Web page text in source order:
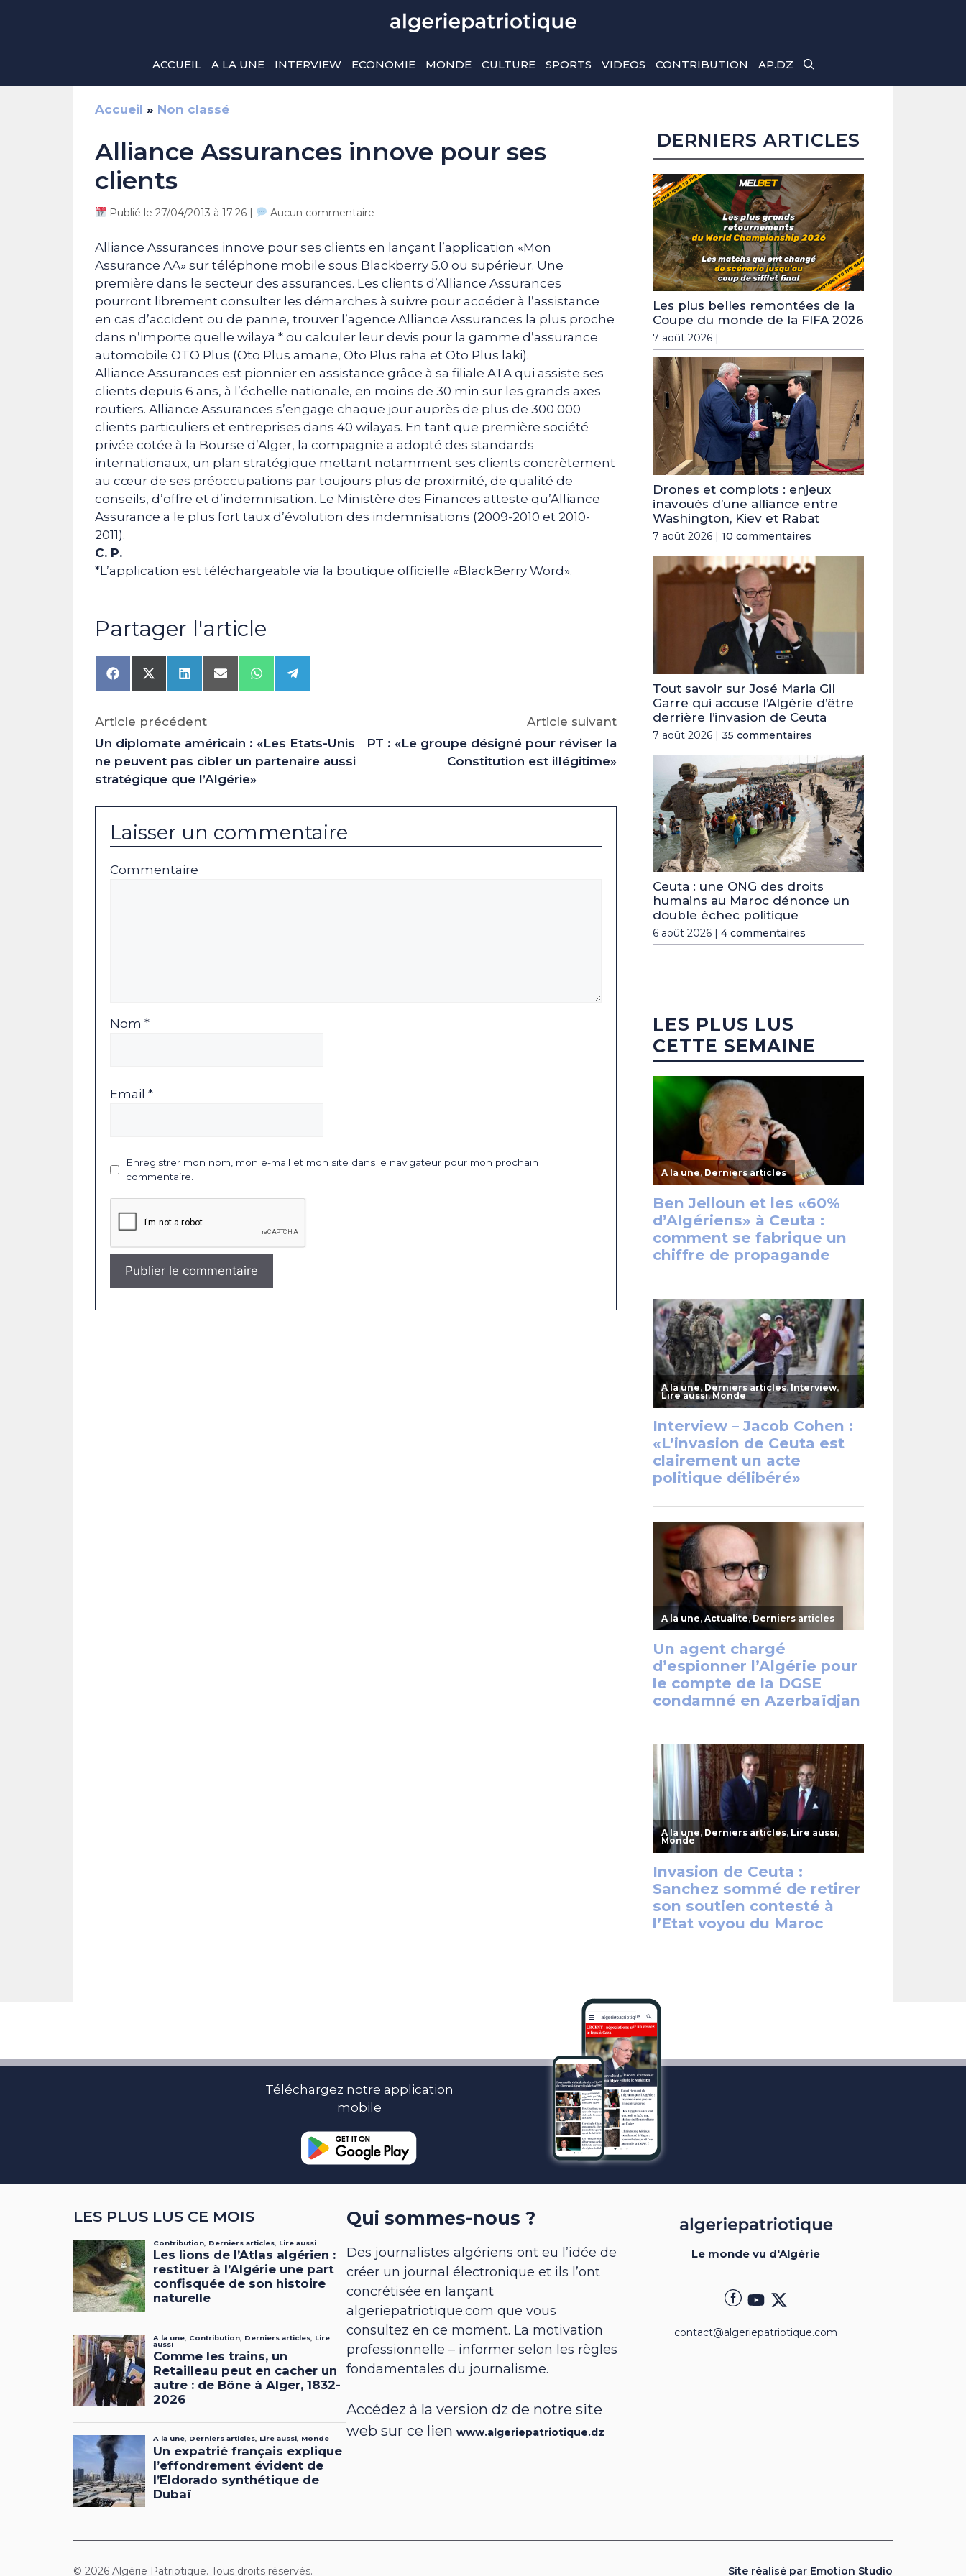
ACCUEIL A LA UNE INTERVIEW ECONOMIE MONDE CULTURE SPORTS VIDEOS CONTRIBUTION AP.DZ
Accueil » Non classé
Alliance Assurances innove pour ses
clients
Publié le 27/04/2013 à 17:26 | Aucun commentaire
Alliance Assurances innove pour ses clients en lançant l’application «Mon
Assurance AA» sur téléphone mobile sous Blackberry 5.0 ou supérieur. Une
première dans le secteur des assurances. Les clients d’Alliance Assurances
pourront librement consulter les démarches à suivre pour accéder à l’assistance
en cas d’accident ou de panne, trouver l’agence Alliance Assurances la plus proche
dans n’importe quelle wilaya * ou calculer leur devis pour la gamme d’assurance
automobile OTO Plus (Oto Plus amane, Oto Plus raha et Oto Plus laki).
Alliance Assurances est pionnier en assistance grâce à sa filiale ATA qui assiste ses
clients depuis 6 ans, à l’échelle nationale, en moins de 30 min sur les grands axes
routiers. Alliance Assurances s’engage chaque jour auprès de plus de 300 000
clients particuliers et entreprises dans 40 wilayas. En tant que première société
privée cotée à la Bourse d’Alger, la compagnie a adopté des standards
internationaux, un plan stratégique mettant notamment ses clients concrètement
au cœur de ses préoccupations par toujours plus de proximité, de qualité de
conseils, d’offre et d’indemnisation. Le Ministère des Finances atteste qu’Alliance
Assurance a le plus fort taux d’évolution des indemnisations (2009-2010 et 2010-
2011).
C. P.
*L’application est téléchargeable via la boutique officielle «BlackBerry Word».
Partager l'article
Share
on
Share
on
(Twitter)
Share
on
Share
on
Share
on
Share
on
Article précédent
Un diplomate américain : «Les Etats-Unis
ne peuvent pas cibler un partenaire aussi
stratégique que l’Algérie»
Article suivant
PT : «Le groupe désigné pour réviser la
Constitution est illégitime»
Laisser un commentaire
Commentaire
Nom *
Email *
Enregistrer mon nom, mon e-mail et mon site dans le navigateur pour mon prochain
commentaire.
DERNIERS ARTICLES
Les plus belles remontées de la
Coupe du monde de la FIFA 2026
7 août 2026 |
Drones et complots : enjeux
inavoués d’une alliance entre
Washington, Kiev et Rabat
7 août 2026 | 10 commentaires
Tout savoir sur José Maria Gil
Garre qui accuse l’Algérie d’être
derrière l’invasion de Ceuta
7 août 2026 | 35 commentaires
Ceuta : une ONG des droits
humains au Maroc dénonce un
double échec politique
6 août 2026 | 4 commentaires
LES PLUS LUS
CETTE SEMAINE
Téléchargez notre application
mobile
LES PLUS LUS CE MOIS Qui sommes-nous ?
Des journalistes algériens ont eu l’idée de
créer un journal électronique et ils l’ont
concrétisée en lançant
algeriepatriotique.com que vous
consultez en ce moment. La motivation
professionnelle – informer selon les règles
fondamentales du journalisme.
Accédez à la version dz de notre site
web sur ce lienwww.algeriepatriotique.dz
Le monde vu d'Algérie
contact@algeriepatriotique.com
© 2026 Algérie Patriotique. Tous droits réservés. Site réalisé par Emotion Studio